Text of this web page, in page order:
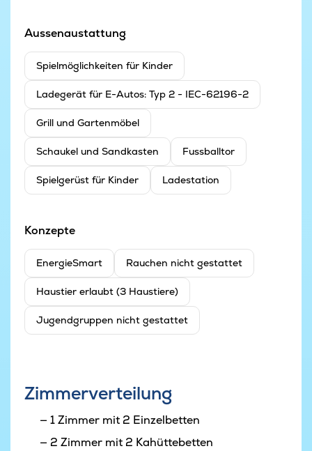
Aussenaustattung
Spielmöglichkeiten für Kinder
Ladegerät für E-Autos: Typ 2 - IEC-62196-2
Grill und Gartenmöbel
Schaukel und Sandkasten Fussballtor
Spielgerüst für Kinder Ladestation
Konzepte
EnergieSmart Rauchen nicht gestattet
Haustier erlaubt (3 Haustiere)
Jugendgruppen nicht gestattet
Zimmerverteilung
1 Zimmer mit 2 Einzelbetten
2 Zimmer mit 2 Kahüttebetten